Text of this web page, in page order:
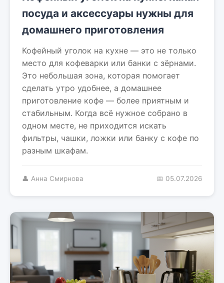
посуда и аксессуары нужны для
домашнего приготовления
Кофейный уголок на кухне — это не только
место для кофеварки или банки с зёрнами.
Это небольшая зона, которая помогает
сделать утро удобнее, а домашнее
приготовление кофе — более приятным и
стабильным. Когда всё нужное собрано в
одном месте, не приходится искать
фильтры, чашки, ложки или банку с кофе по
разным шкафам.
👤 Анна Смирнова 📅 05.07.2026